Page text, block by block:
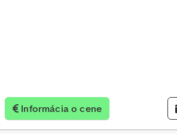
Informácia o cene